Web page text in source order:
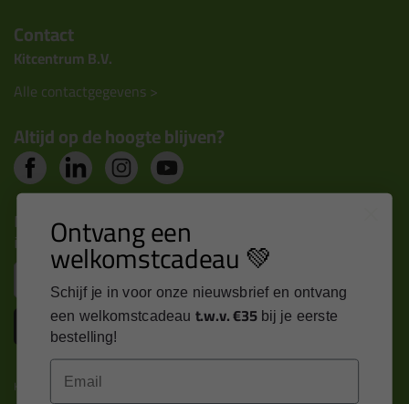
Contact
Kitcentrum B.V.
Alle contactgegevens >
Altijd op de hoogte blijven?
Nieuws, tips en exclusieve deals rechtstreeks in je
inbox
Inschrijven
Kitcentrum is trots op:
Ontvang een
welkomstcadeau 💚
Schijf je in voor onze nieuwsbrief en ontvang
een welkomstcadeau t.w.v. €35 bij je eerste
bestelling!
Email